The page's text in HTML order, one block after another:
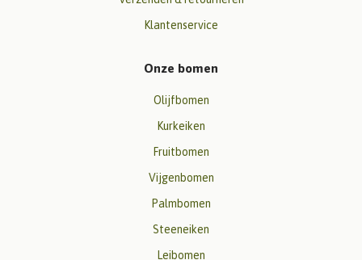
Klantenservice
Onze bomen
Olijfbomen
Kurkeiken
Fruitbomen
Vijgenbomen
Palmbomen
Steeneiken
Leibomen